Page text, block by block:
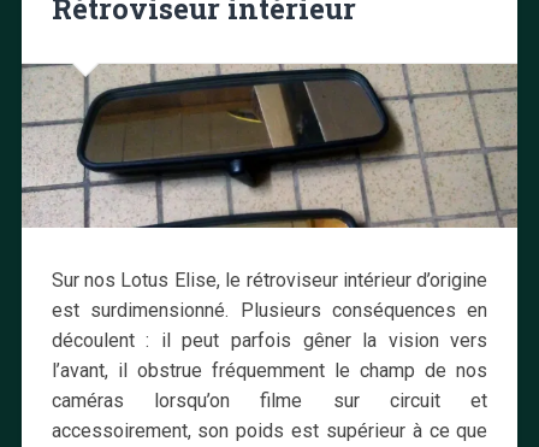
Rétroviseur intérieur
Sur nos Lotus Elise, le rétroviseur intérieur d’origine
est surdimensionné. Plusieurs conséquences en
découlent : il peut parfois gêner la vision vers
l’avant, il obstrue fréquemment le champ de nos
caméras lorsqu’on filme sur circuit et
accessoirement, son poids est supérieur à ce que